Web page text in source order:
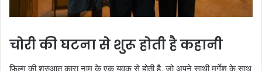
चोरी की घटना से शुरू होती है कहानी
फिल्म की शुरुआत कारा नाम के एक युवक से होती है, जो अपने साथी मुर्गेश के साथ